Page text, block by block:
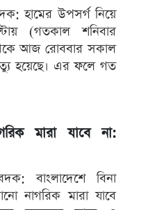
হামের উপসর্গ নিয়ে
(গতকাল শনিবার
আজ রোববার সকাল
হয়েছে। এর ফলে গত
মারা যাবে না:
বাংলাদেশে বিনা
নাগরিক মারা যাবে